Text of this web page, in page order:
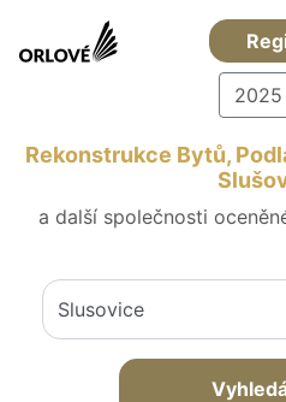
2025
Rekonstrukce Bytů,
a další společnosti